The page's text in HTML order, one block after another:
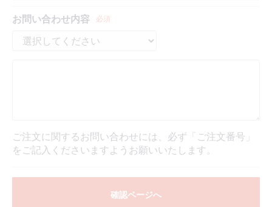
お問い合わせ内容 必須
ご注文に関するお問い合わせには、必ず「ご注文番号」
をご記入くださいますようお願いいたします。
確認ページへ